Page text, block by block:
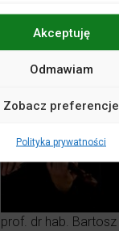
Akceptuję
Odmawiam
Zobacz preferencje
Polityka prywatności
dr hab. prof. AM
Karina Gidaszewska
prof. dr hab. Bartosz